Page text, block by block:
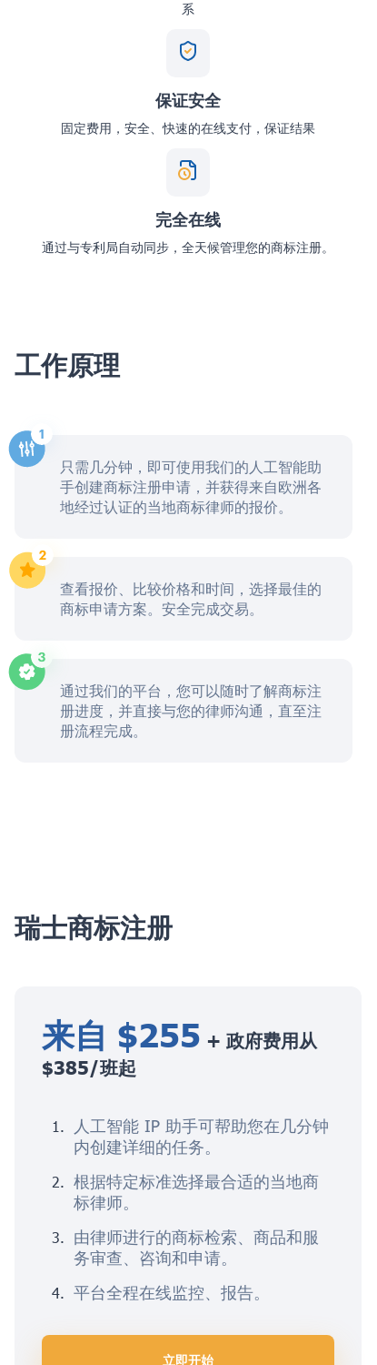
系
保证安全
固定费用，安全、快速的在线支付，保证结果
完全在线
通过与专利局自动同步，全天候管理您的商标注册。
工作原理
只需几分钟，即可使用我们的人工智能助
手创建商标注册申请，并获得来自欧洲各
地经过认证的当地商标律师的报价。
查看报价、比较价格和时间，选择最佳的
商标申请方案。安全完成交易。
通过我们的平台，您可以随时了解商标注
册进度，并直接与您的律师沟通，直至注
册流程完成。
瑞士商标注册
来自 $255 + 政府费用从
$385/班起
人工智能 IP 助手可帮助您在几分钟
内创建详细的任务。
根据特定标准选择最合适的当地商
标律师。
由律师进行的商标检索、商品和服
务审查、咨询和申请。
平台全程在线监控、报告。
立即开始